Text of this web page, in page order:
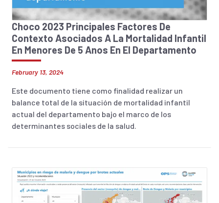
Choco 2023 Principales Factores De
Contexto Asociados A La Mortalidad Infantil
En Menores De 5 Anos En El Departamento
February 13, 2024
Este documento tiene como finalidad realizar un
balance total de la situación de mortalidad infantil
actual del departamento bajo el marco de los
determinantes sociales de la salud.